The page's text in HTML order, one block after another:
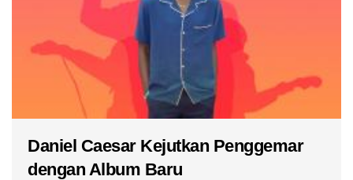
Daniel Caesar Kejutkan Penggemar
dengan Album Baru